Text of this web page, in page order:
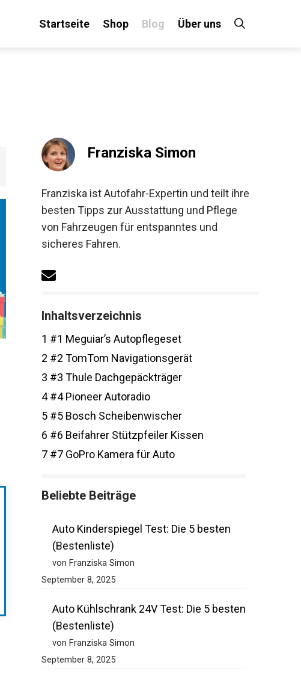
Startseite Shop Blog Über uns
Franziska Simon
Franziska ist Autofahr-Expertin und teilt ihre
besten Tipps zur Ausstattung und Pflege
von Fahrzeugen für entspanntes und
sicheres Fahren.
Inhaltsverzeichnis
1 #1 Meguiar’s Autopflegeset
2 #2 TomTom Navigationsgerät
3 #3 Thule Dachgepäckträger
4#4 Pioneer Autoradio
5 #5 Bosch Scheibenwischer
6 #6 Beifahrer Stützpfeiler Kissen
7 #7 GoPro Kamera für Auto
Beliebte Beiträge
Auto Kinderspiegel Test: Die 5 besten
(Bestenliste)
von Franziska Simon
September 8, 2025
Auto Kühlschrank 24V Test: Die 5 besten
(Bestenliste)
von Franziska Simon
September 8, 2025